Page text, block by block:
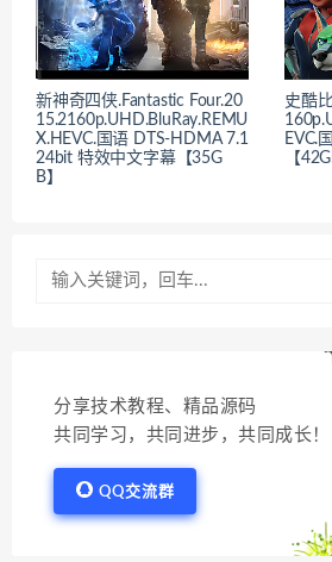
新神奇四侠.Fantastic Four.20
15.2160p.UHD.BluRay.REMU
X.HEVC.国语 DTS-HDMA 7.1
24bit 特效中文字幕【35G
B】
史酷
EVC.
【
分享技术教程、精品源码
共同学习，共同进步，共同成长！
QQ交流群